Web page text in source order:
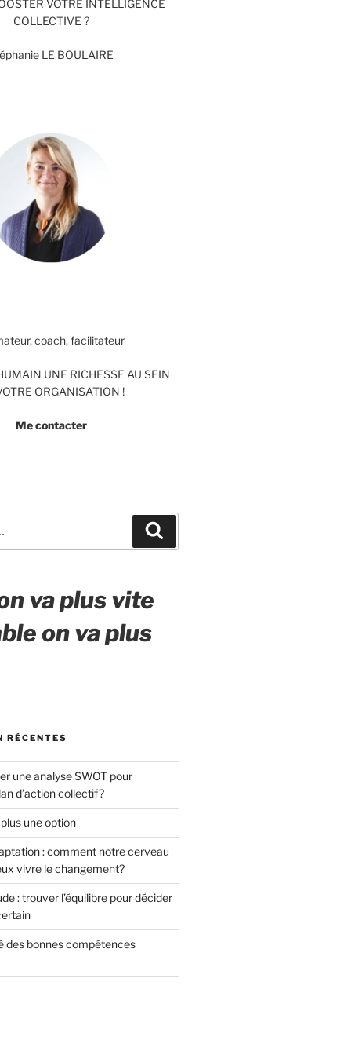
VOTRE INTELLIGENCE
COLLECTIVE ?
LE BOULAIRE
coach, facilitateur
UNE RICHESSE AU SEIN
ORGANISATION !
Me contacter
va plus vite
on va plus
RÉCENTES
une analyse SWOT pour
d’action collectif?
plus une option
: comment notre cerveau
vivre le changement?
: trouver l’équilibre pour décider
des bonnes compétences